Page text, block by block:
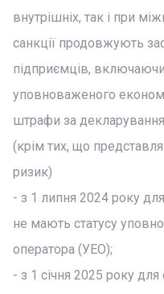
внутрішніх, так і при
санкції продовжують
підприємців,
уповноваженого
штрафи за
(крім тих, що
ризик)
- з 1 липня 2024 року
не мають статусу
оператора (УЕО);
- з 1 січня 2025 року для